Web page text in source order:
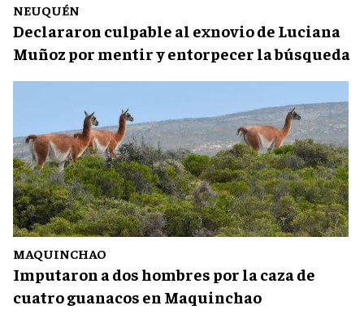
NEUQUÉN
Declararon culpable al exnovio de Luciana
Muñoz por mentir y entorpecer la búsqueda
MAQUINCHAO
Imputaron a dos hombres por la caza de
cuatro guanacos en Maquinchao